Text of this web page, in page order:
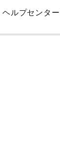
Skip
Main
ヘルプセンター